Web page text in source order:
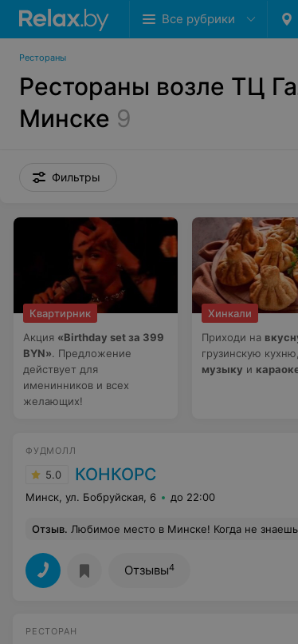
Все рубрики
Рестораны
Рестораны возле ТЦ
Минске 9
Фильтры
Квартирник
Акция «Birthday set за 399
BYN». Предложение
действует для
именинников и всех
желающих!
Хинкали
Приходи на
грузинскую кухню,
музыку и
ФУДМОЛЛ
5.0 КОНКОРС
Минск, ул. Бобруйская, 6 до 22:00
Отзыв. Любимое место в Минске! Когда не знаешь что хочешь- приезжай сюда, здесь выбор кухонь огромный! Единственное-хотелось бы еще больше площадь и столиков соответственно. Зачастую наворачиваешь круги в поиске места ( а надо бы запретить фрилансерам или молодежи которые просто пришли в ноутбуке
Отзывы4
РЕСТОРАН